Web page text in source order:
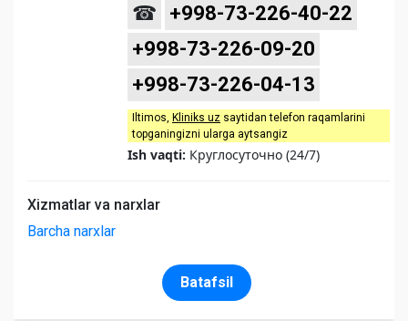
☎
+998-73-226-40-22
+998-73-226-09-20
+998-73-226-04-13
Iltimos, Kliniks uz saytidan telefon raqamlarini
topganingizni ularga aytsangiz
Ish vaqti: Круглосуточно (24/7)
Xizmatlar va narxlar
Barcha narxlar
Batafsil